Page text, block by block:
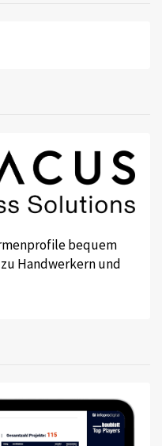
bequem
Handwerkern und